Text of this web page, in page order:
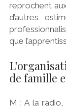
reprochent
d’autres
que
de famille
M : A la